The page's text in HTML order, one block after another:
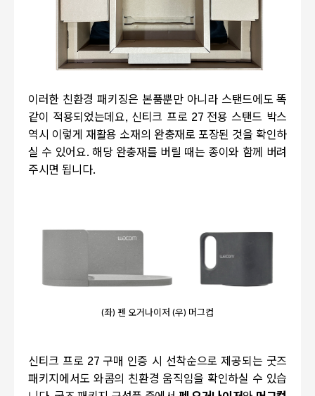
이러한 친환경 패키징은 본품뿐만 아니라 스탠드에도 똑
같이 적용되었는데요, 신티크 프로 27 전용 스탠드 박스
역시 이렇게 재활용 소재의 완충재로 포장된 것을 확인하
실 수 있어요. 해당 완충재를 버릴 때는 종이와 함께 버려
주시면 됩니다.
(좌) 펜 오거나이저 (우) 머그컵
신티크 프로 27 구매 인증 시 선착순으로 제공되는 굿즈
패키지에서도 와콤의 친환경 움직임을 확인하실 수 있습